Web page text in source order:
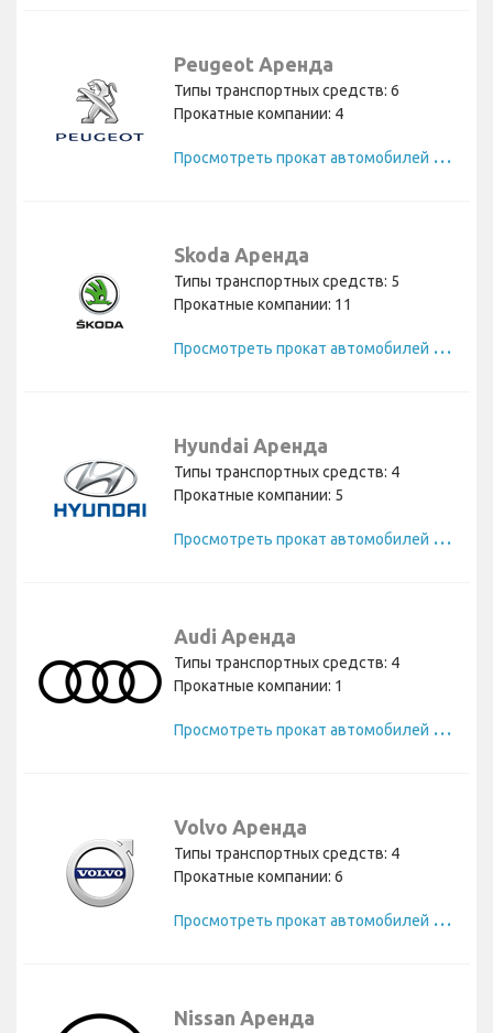
Peugeot Аренда
Типы транспортных средств: 6
Прокатные компании: 4
П
росмотреть прокат автомобилей Peugeot
Skoda Аренда
Типы транспортных средств: 5
Прокатные компании: 11
П
росмотреть прокат автомобилей Skoda
Hyundai Аренда
Типы транспортных средств: 4
Прокатные компании: 5
П
росмотреть прокат автомобилей Hyundai
Audi Аренда
Типы транспортных средств: 4
Прокатные компании: 1
П
росмотреть прокат автомобилей Audi
Volvo Аренда
Типы транспортных средств: 4
Прокатные компании: 6
П
росмотреть прокат автомобилей Volvo
Nissan Аренда